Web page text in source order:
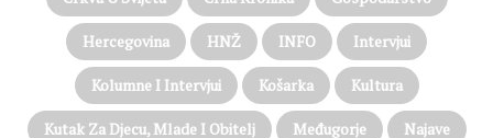
Hercegovina HNŽ INFO Intervjui
Kolumne I Intervjui Košarka Kultura
Kutak Za Djecu, Mlade I Obitelj Međugorje Najave